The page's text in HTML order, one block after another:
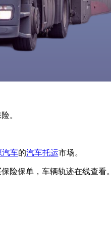
。
汽车的汽车托运市场。
险保单，车辆轨迹在线查看。